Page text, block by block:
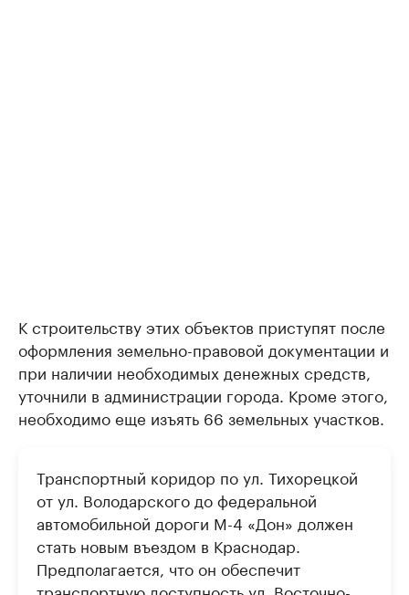
К строительству этих объектов приступят после
оформления земельно-правовой документации и
при наличии необходимых денежных средств,
уточнили в администрации города. Кроме этого,
необходимо еще изъять 66 земельных участков.
Транспортный коридор по ул. Тихорецкой
от ул. Володарского до федеральной
автомобильной дороги М-4 «Дон» должен
стать новым въездом в Краснодар.
Предполагается, что он обеспечит